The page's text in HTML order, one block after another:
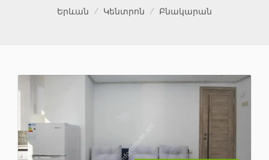
Երևան Կենտրոն Բնակարան